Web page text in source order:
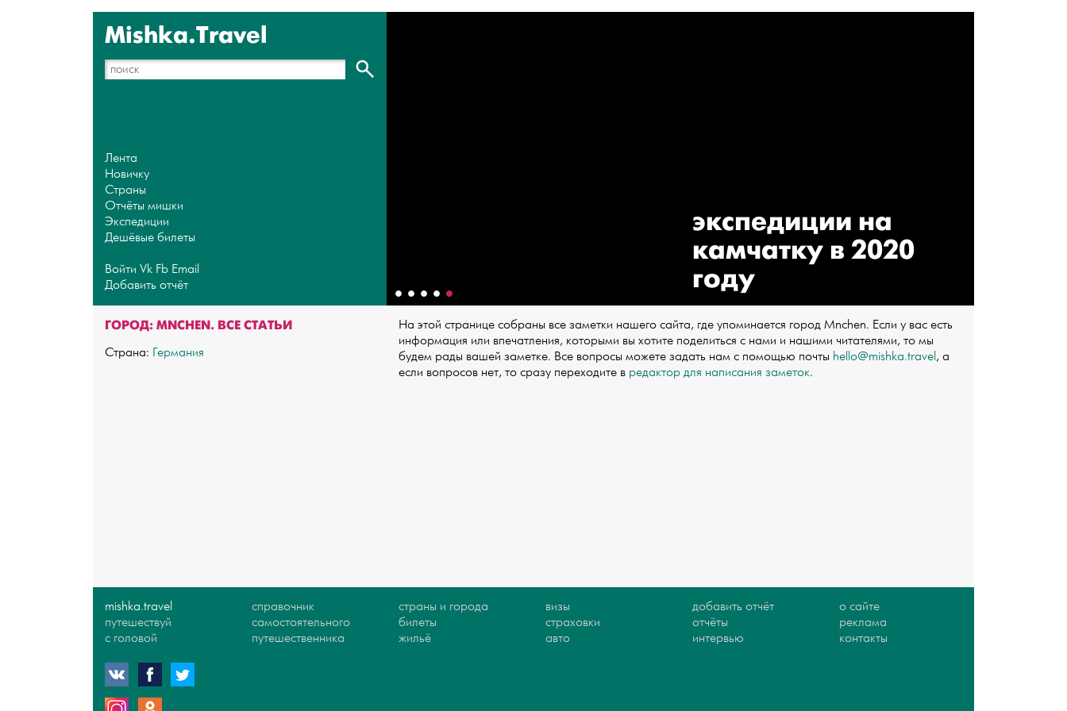
Mishka.Travel
Лента
Новичку
Страны
Отчёты мишки
Экспедиции
Дешёвые билеты
Войти Vk Fb Email
Добавить отчёт
экспедиции на
камчатку в 2020
году
ГОРОД: MNCHEN. ВСЕ СТАТЬИ
Страна: Германия
На этой странице собраны все заметки нашего сайта, где упоминается город Mnchen. Если у вас есть
информация или впечатления, которыми вы хотите поделиться с нами и нашими читателями, то мы
будем рады вашей заметке. Все вопросы можете задать нам с помощью почты hello@mishka.travel, а
если вопросов нет, то сразу переходите в редактор для написания заметок.
mishka.travel
путешествуй
с головой
справочник
самостоятельного
путешественника
страны и города
билеты
жильё
визы
страховки
авто
добавить отчёт
отчёты
интервью
о сайте
реклама
контакты